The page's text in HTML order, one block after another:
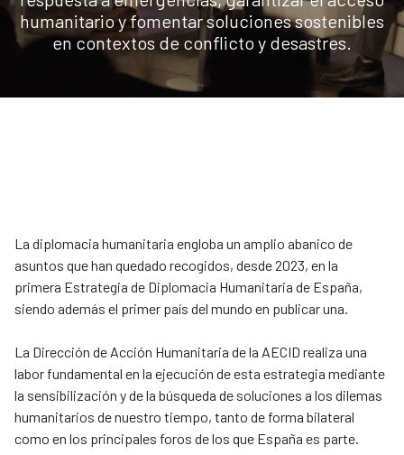
humanitario y fomentar soluciones sostenibles
en contextos de conflicto y desastres.
La diplomacia humanitaria engloba un amplio abanico de
asuntos que han quedado recogidos, desde 2023, en la
primera Estrategia de Diplomacia Humanitaria de España,
siendo además el primer país del mundo en publicar una.
La Dirección de Acción Humanitaria de la AECID realiza una
labor fundamental en la ejecución de esta estrategia mediante
la sensibilización y de la búsqueda de soluciones a los dilemas
humanitarios de nuestro tiempo, tanto de forma bilateral
como en los principales foros de los que España es parte.